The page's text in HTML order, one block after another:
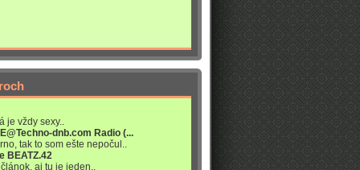
je vždy sexy..
dnb.com Radio (...
tak to som ešte nepočul..
BEATZ.42
aj tu je jeden..